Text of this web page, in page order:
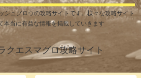
シュグロウの攻略サイトです。様々な攻略サイト
本当に有益な情報を掲載していきます
クエスマグロ攻略サイト